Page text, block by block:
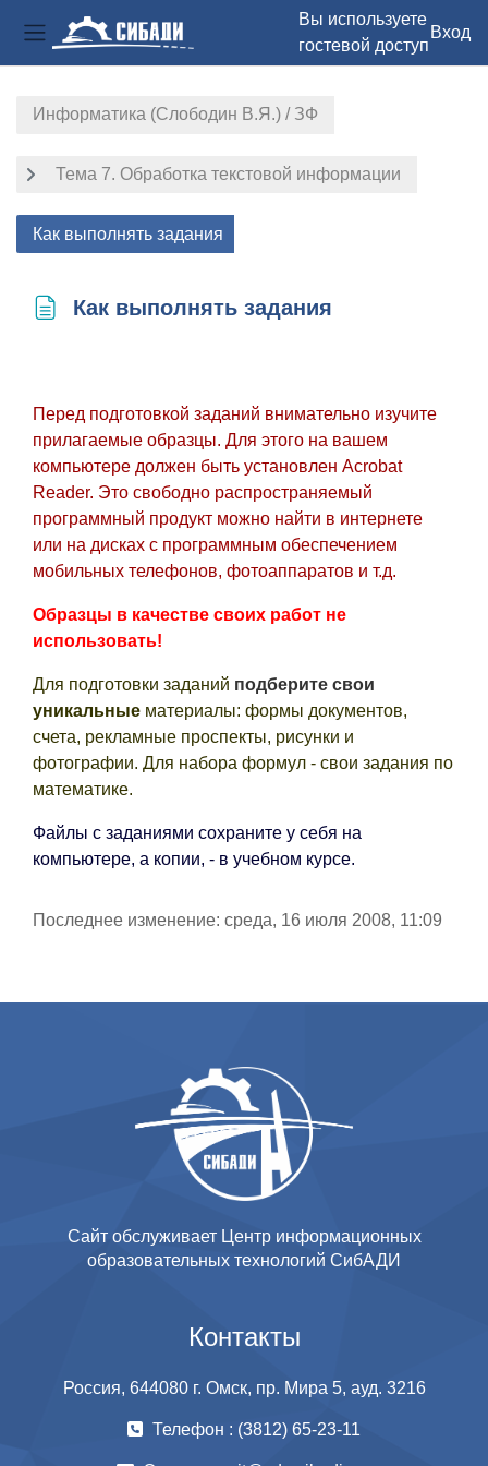
Боковая панель
Вы используете
гостевой доступ
Вход
Информатика (Слободин В.Я.) / ЗФ
Тема 7. Обработка текстовой информации
Как выполнять задания
Как выполнять задания
Перед подготовкой заданий внимательно изучите
прилагаемые образцы. Для этого на вашем
компьютере должен быть установлен Acrobat
Reader. Это свободно распространяемый
программный продукт можно найти в интернете
или на дисках с программным обеспечением
мобильных телефонов, фотоаппаратов и т.д.
Образцы в качестве своих работ не
использовать!
Для подготовки заданий подберите свои
уникальные материалы: формы документов,
счета, рекламные проспекты, рисунки и
фотографии. Для набора формул - свои задания по
математике.
Файлы с заданиями сохраните у себя на
компьютере, а копии, - в учебном курсе.
Последнее изменение: среда, 16 июля 2008, 11:09
Сайт обслуживает Центр информационных
образовательных технологий СибАДИ
Контакты
Россия, 644080 г. Омск, пр. Мира 5, ауд. 3216
Телефон : (3812) 65-23-11